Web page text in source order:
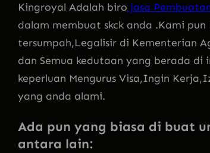
Kingroyal Adalah biro jasa
dalam membuat skck anda .Kami pun
tersumpah,Legalisir di Kementerian
dan Semua kedutaan yang berada di
keperluan Mengurus Visa,Ingin
yang anda alami.
Ada pun yang biasa di buat
antara lain: